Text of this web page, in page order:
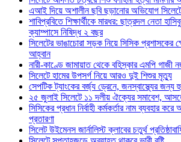
এআই দিয়ে অশালীন ছবি ছড়ানোর অভিযোগ সিলেটের
শাবিপ্রবিতে শিক্ষার্থীকে মারধর: ছাত্রদল নেতা
ক্যাম্পাসে নিষিদ্ধ ২ বছর
সিলেটের ভাঙাচোরা সড়ক নিয়ে সিসিক প্রশাসকের
আহ্বান
নারী-কাণ্ডে জামায়াত থেকে বহিস্কার এমপি গাজী
সিলেটে হামের উপসর্গ নিয়ে আরও দুই শিশুর মৃত্যু
সেপটিক ট্যাংকের বর্জ্য ড্রেনে, জনস্বাস্থ্যের জন্য
২৫ জুলাই সিলেটে ১১ দলীয় ঐক্যের সমাবেশ,
সিসিকের প্রধান নির্বাহী কর্মকর্তার নাম ব্যবহার
প্রতারণা
সিলেট উইমেনস জার্নালিস্ট ক্লাবের চতুর্থ